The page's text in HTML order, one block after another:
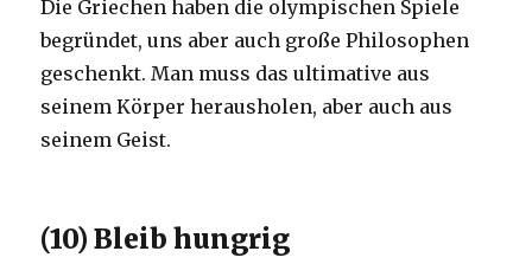
Die Griechen haben die olympischen Spiele
begründet, uns aber auch große Philosophen
geschenkt. Man muss das ultimative aus
seinem Körper herausholen, aber auch aus
seinem Geist.
(10) Bleib hungrig